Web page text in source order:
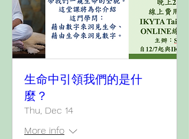
生命中引領我們的是什
麼？
Thu, Dec 14
More info